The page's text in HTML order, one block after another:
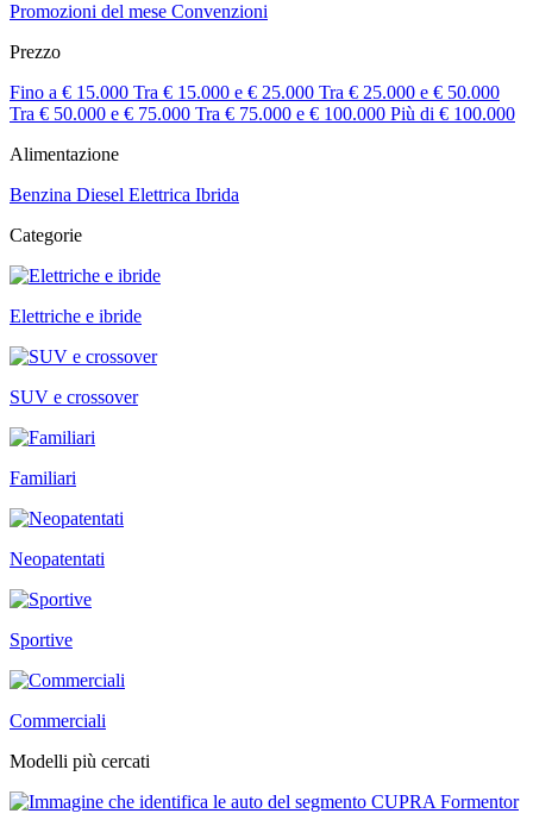
Promozioni del mese Convenzioni
Prezzo
Fino a € 15.000 Tra € 15.000 e € 25.000 Tra € 25.000 e € 50.000
Tra € 50.000 e € 75.000 Tra € 75.000 e € 100.000 Più di € 100.000
Alimentazione
Benzina Diesel Elettrica Ibrida
Categorie
Elettriche e ibride
SUV e crossover
Familiari
Neopatentati
Sportive
Commerciali
Modelli più cercati